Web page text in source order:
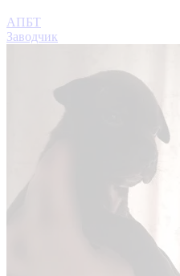
АПБТ
Заводчик